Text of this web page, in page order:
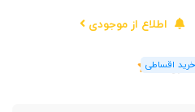
اطلاع از موجودی
(1رای)
5